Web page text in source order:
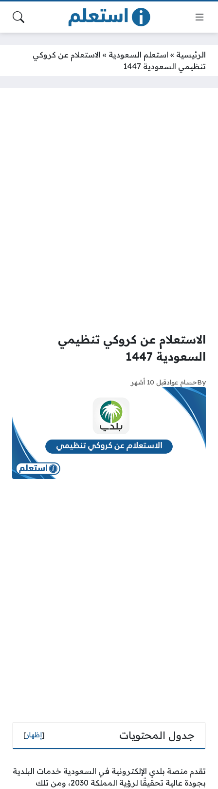
الرئيسية » استعلم السعودية » الاستعلام عن كروكي
تنظيمي السعودية 1447
الاستعلام عن كروكي تنظيمي
السعودية 1447
Byحسام عوادقبل 10 أشهر
جدول المحتويات [ إظهار]
تقدم منصة بلدي الإلكترونية في السعودية خدمات البلدية
بجودة عالية تحقيقًا لرؤية المملكة 2030، ومن تلك